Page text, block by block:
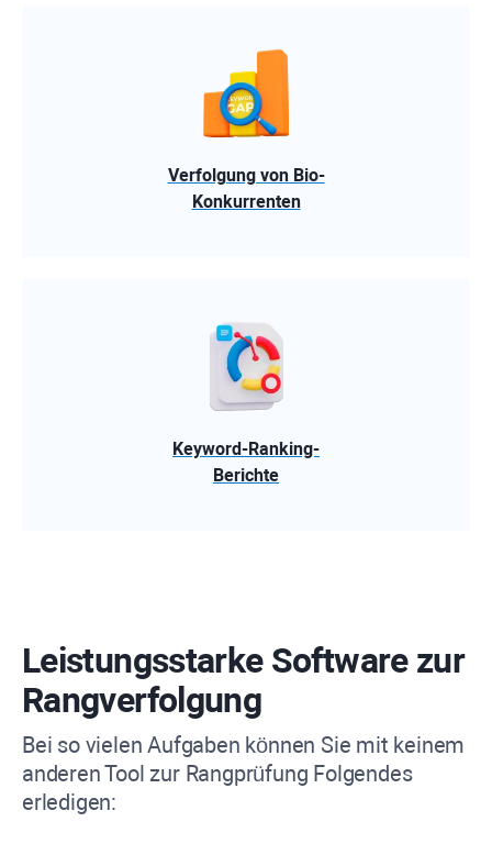
Verfolgung von Bio-
Konkurrenten
Keyword-Ranking-
Berichte
Leistungsstarke Software zur
Rangverfolgung
Bei so vielen Aufgaben können Sie mit keinem
anderen Tool zur Rangprüfung Folgendes
erledigen: